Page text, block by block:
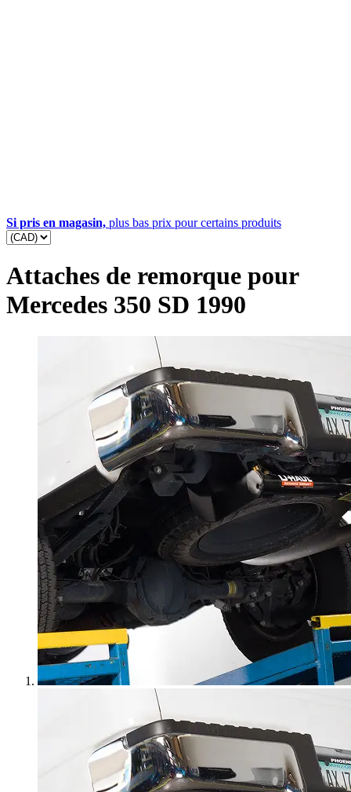
Si pris en magasin, plus bas prix pour certains produits
Attaches de remorque pour
Mercedes 350 SD 1990